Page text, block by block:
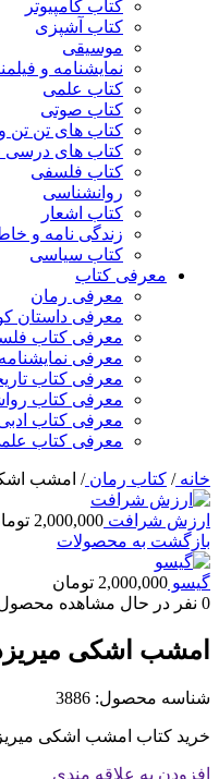
کتاب کامپیوتر
کتاب آشپزی
موسیقی
نمایشنامه و
کتاب علمی
کتاب صوتی
کتاب های تن تن
کتاب های درسی
کتاب فلسفی
روانشناسی
کتاب اشعار
زندگی نامه و
کتاب سیاسی
معرفی کتاب
معرفی رمان
معرفی داستان
معرفی کتاب
معرفی نمایشنامه
معرفی کتاب
معرفی کتاب
معرفی کتاب
معرفی کتاب
خانه/ کتاب رمان/ امشب
ارزش شرافت 2,000,000
بازگشت به محصولات
گیسو 2,000,000 تومان
0 نفر در حال مشاهده
امشب اشکی
شناسه محصول: 3886
خرید کتاب امشب اشکی
افزودن به علاقه مندی